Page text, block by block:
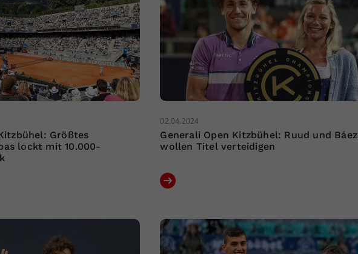
Größtes
lockt mit 10.000-
02.04.2024
Generali Open Kitzbühel: Ruud und Báez
wollen Titel verteidigen